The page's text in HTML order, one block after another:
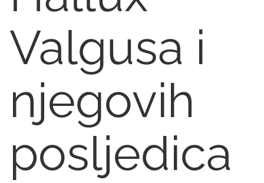
Valgusa i
njegovih
posljedica